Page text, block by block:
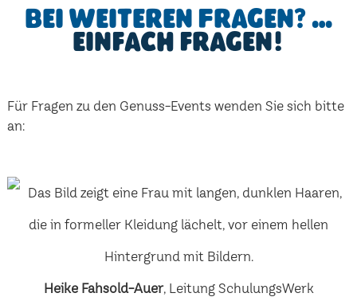
Bei weiteren Fragen? …
einfach fragen!
Für Fragen zu den Genuss-Events wenden Sie sich bitte
an:
Heike Fahsold-Auer, Leitung SchulungsWerk